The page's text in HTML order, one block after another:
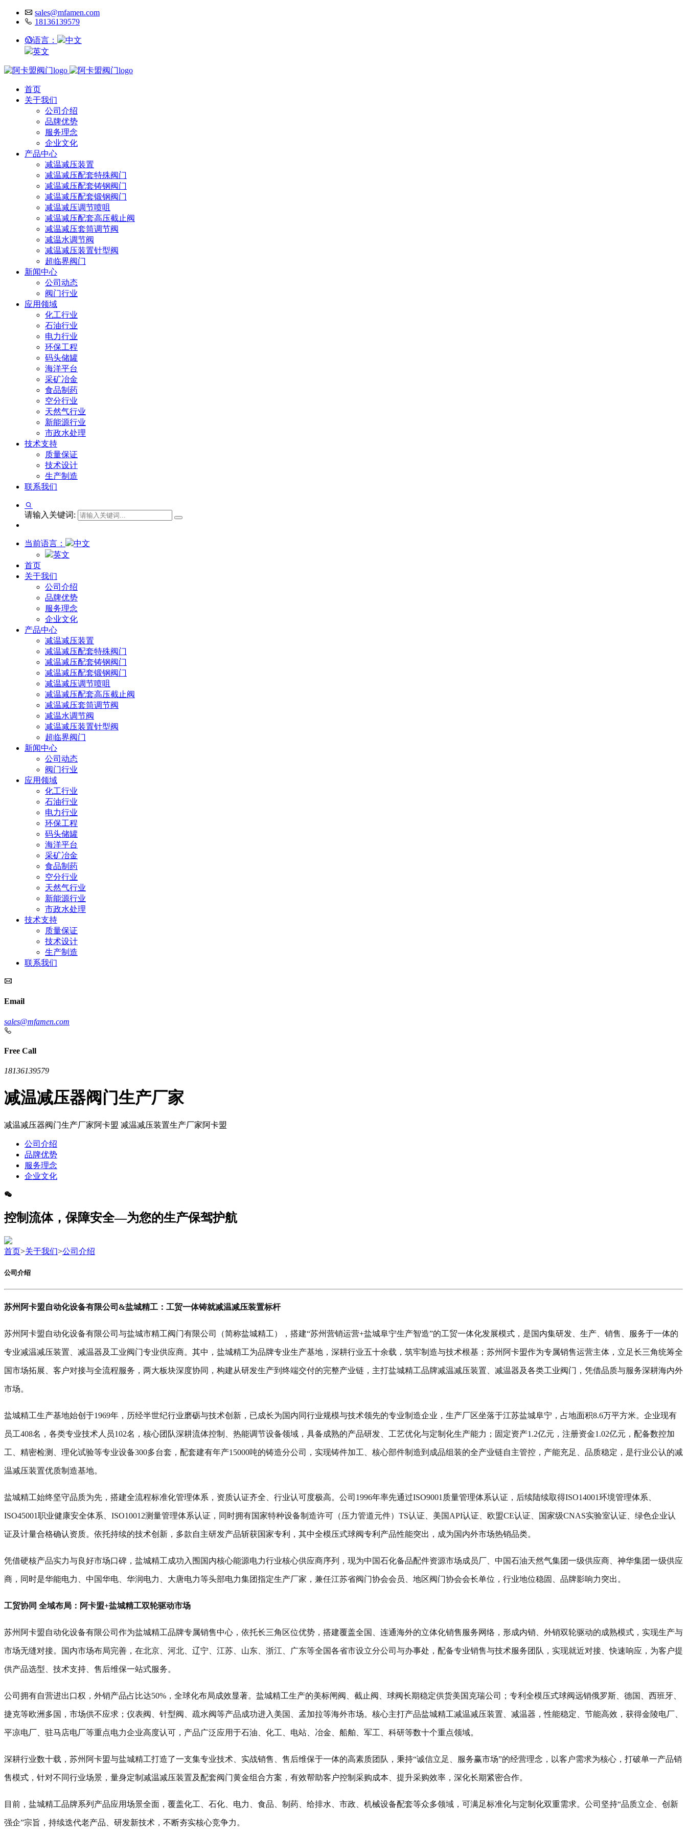
sales@mfamen.com
18136139579
语言：
中文
英文
首页
关于我们
公司介绍
品牌优势
服务理念
企业文化
产品中心
减温减压装置
减温减压配套特殊阀门
减温减压配套铸钢阀门
减温减压配套锻钢阀门
减温减压调节喷咀
减温减压配套高压截止阀
减温减压套筒调节阀
减温水调节阀
减温减压装置针型阀
超临界阀门
新闻中心
公司动态
阀门行业
应用领域
化工行业
石油行业
电力行业
环保工程
码头储罐
海洋平台
采矿冶金
食品制药
空分行业
天然气行业
新能源行业
市政水处理
技术支持
质量保证
技术设计
生产制造
联系我们
请输入关键词:
当前语言：
中文
英文
首页
关于我们
公司介绍
品牌优势
服务理念
企业文化
产品中心
减温减压装置
减温减压配套特殊阀门
减温减压配套铸钢阀门
减温减压配套锻钢阀门
减温减压调节喷咀
减温减压配套高压截止阀
减温减压套筒调节阀
减温水调节阀
减温减压装置针型阀
超临界阀门
新闻中心
公司动态
阀门行业
应用领域
化工行业
石油行业
电力行业
环保工程
码头储罐
海洋平台
采矿冶金
食品制药
空分行业
天然气行业
新能源行业
市政水处理
技术支持
质量保证
技术设计
生产制造
联系我们
Email
sales@mfamen.com
Free Call
18136139579
减温减压器阀门生产厂家
减温减压器阀门生产厂家阿卡盟 减温减压装置生产厂家阿卡盟
公司介绍
品牌优势
服务理念
企业文化
控制流体，保障安全—为您的生产保驾护航
首页>关于我们>公司介绍
公司介绍
苏州阿卡盟自动化设备有限公司&盐城精工：工贸一体铸就减温减压装置标杆
苏州阿卡盟自动化设备有限公司与盐城市精工阀门有限公司（简称盐城精工），搭建“苏州营销运营+盐城阜宁生产智造”的工贸一体化发展模式，是国内集研发、生产、销售、服务于一体的
专业减温减压装置、减温器及工业阀门专业供应商。其中，盐城精工为品牌专业生产基地，深耕行业五十余载，筑牢制造与技术根基；苏州阿卡盟作为专属销售运营主体，立足长三角统筹全
国市场拓展、客户对接与全流程服务，两大板块深度协同，构建从研发生产到终端交付的完整产业链，主打盐城精工品牌减温减压装置、减温器及各类工业阀门，凭借品质与服务深耕海内外
市场。
盐城精工生产基地始创于1969年，历经半世纪行业磨砺与技术创新，已成长为国内同行业规模与技术领先的专业制造企业，生产厂区坐落于江苏盐城阜宁，占地面积8.6万平方米。企业现有
员工408名，各类专业技术人员102名，核心团队深耕流体控制、热能调节设备领域，具备成熟的产品研发、工艺优化与定制化生产能力；固定资产1.2亿元，注册资金1.02亿元，配备数控加
工、精密检测、理化试验等专业设备300多台套，配套建有年产15000吨的铸造分公司，实现铸件加工、核心部件制造到成品组装的全产业链自主管控，产能充足、品质稳定，是行业公认的减
温减压装置优质制造基地。
盐城精工始终坚守品质为先，搭建全流程标准化管理体系，资质认证齐全、行业认可度极高。公司1996年率先通过ISO9001质量管理体系认证，后续陆续取得ISO14001环境管理体系、
ISO45001职业健康安全体系、ISO10012测量管理体系认证，同时拥有国家特种设备制造许可（压力管道元件）TS认证、美国API认证、欧盟CE认证、国家级CNAS实验室认证、绿色企业认
证及计量合格确认资质。依托持续的技术创新，多款自主研发产品斩获国家专利，其中全模压式球阀专利产品性能突出，成为国内外市场热销品类。
凭借硬核产品实力与良好市场口碑，盐城精工成功入围国内核心能源电力行业核心供应商序列，现为中国石化备品配件资源市场成员厂、中国石油天然气集团一级供应商、神华集团一级供应
商，同时是华能电力、中国华电、华润电力、大唐电力等头部电力集团指定生产厂家，兼任江苏省阀门协会会员、地区阀门协会会长单位，行业地位稳固、品牌影响力突出。
工贸协同 全域布局：阿卡盟+盐城精工双轮驱动市场
苏州阿卡盟自动化设备有限公司作为盐城精工品牌专属销售中心，依托长三角区位优势，搭建覆盖全国、连通海外的立体化销售服务网络，形成内销、外销双轮驱动的成熟模式，实现生产与
市场无缝对接。国内市场布局完善，在北京、河北、辽宁、江苏、山东、浙江、广东等全国各省市设立分公司与办事处，配备专业销售与技术服务团队，实现就近对接、快速响应，为客户提
供产品选型、技术支持、售后维保一站式服务。
公司拥有自营进出口权，外销产品占比达50%，全球化布局成效显著。盐城精工生产的美标闸阀、截止阀、球阀长期稳定供货美国克瑞公司；专利全模压式球阀远销俄罗斯、德国、西班牙、
捷克等欧洲多国，市场供不应求；仪表阀、针型阀、疏水阀等产品成功进入美国、孟加拉等海外市场。核心主打产品盐城精工减温减压装置、减温器，性能稳定、节能高效，获得金陵电厂、
平凉电厂、驻马店电厂等重点电力企业高度认可，产品广泛应用于石油、化工、电站、冶金、船舶、军工、科研等数十个重点领域。
深耕行业数十载，苏州阿卡盟与盐城精工打造了一支集专业技术、实战销售、售后维保于一体的高素质团队，秉持“诚信立足、服务赢市场”的经营理念，以客户需求为核心，打破单一产品销
售模式，针对不同行业场景，量身定制减温减压装置及配套阀门黄金组合方案，有效帮助客户控制采购成本、提升采购效率，深化长期紧密合作。
目前，盐城精工品牌系列产品应用场景全面，覆盖化工、石化、电力、食品、制药、给排水、市政、机械设备配套等众多领域，可满足标准化与定制化双重需求。公司坚持“品质立企、创新
强企”宗旨，持续迭代老产品、研发新技术，不断夯实核心竞争力。